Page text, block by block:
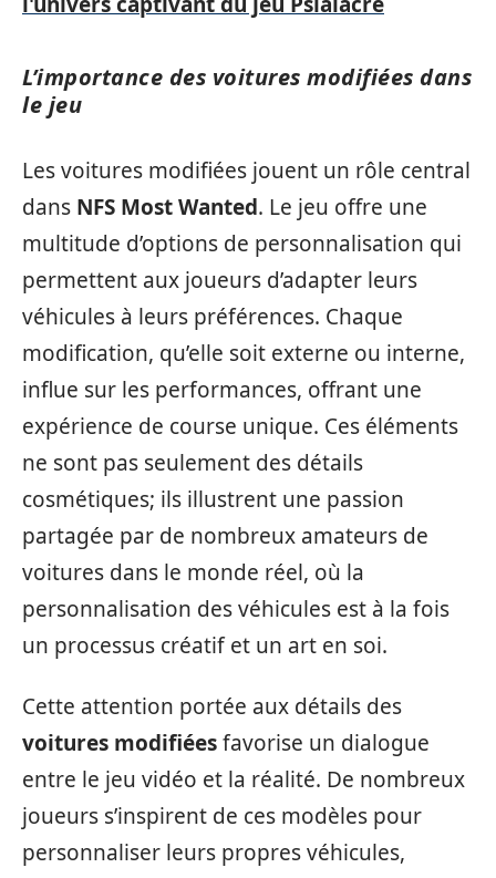
L’importance des voitures modifiées dans
le jeu
Les voitures modifiées jouent un rôle central
dans NFS Most Wanted. Le jeu offre une
multitude d’options de personnalisation qui
permettent aux joueurs d’adapter leurs
véhicules à leurs préférences. Chaque
modification, qu’elle soit externe ou interne,
influe sur les performances, offrant une
expérience de course unique. Ces éléments
ne sont pas seulement des détails
cosmétiques; ils illustrent une passion
partagée par de nombreux amateurs de
voitures dans le monde réel, où la
personnalisation des véhicules est à la fois
un processus créatif et un art en soi.
Cette attention portée aux détails des
voitures modifiéesfavorise un dialogue
entre le jeu vidéo et la réalité. De nombreux
joueurs s’inspirent de ces modèles pour
personnaliser leurs propres véhicules,